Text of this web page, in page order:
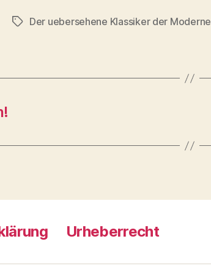
Schlagwörter
Der uebersehene Klassiker der Moderne
Urheberrecht